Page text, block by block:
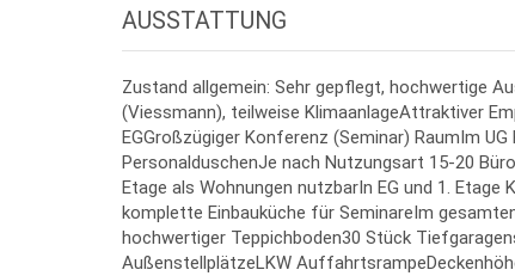
AUSSTATTUNG
Zustand allgemein: Sehr gepflegt, hochwertige
(Viessmann), teilweise KlimaanlageAttraktiver
EGGroßzügiger Konferenz (Seminar) RaumIm
PersonalduschenJe nach Nutzungsart 15-20
Etage als Wohnungen nutzbarIn EG und 1. Etage
komplette Einbauküche für SeminareIm
hochwertiger Teppichboden30 Stück
AußenstellplätzeLKW